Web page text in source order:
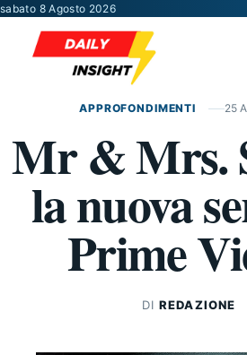
Vai al contenuto
sabato 8 Agosto 2026
APPROFONDIMENTI 25
Mr & Mrs.
la nuova
Prime
DIREDAZIONE